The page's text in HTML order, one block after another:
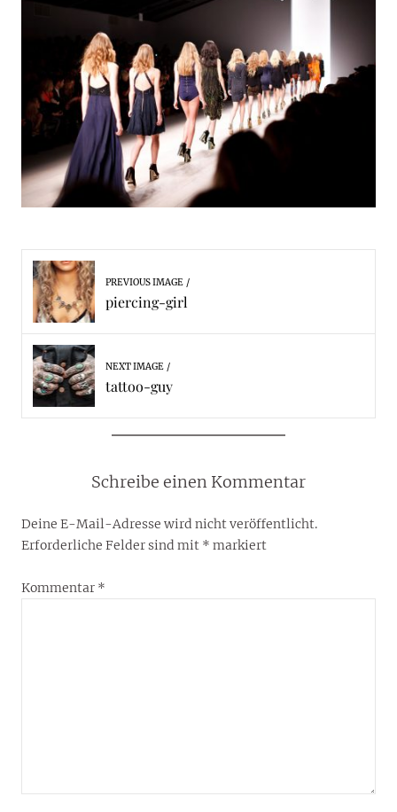
PREVIOUS IMAGE
piercing-girl
NEXT IMAGE
tattoo-guy
Schreibe einen Kommentar
Deine E-Mail-Adresse wird nicht veröffentlicht.
Erforderliche Felder sind mit * markiert
Kommentar *